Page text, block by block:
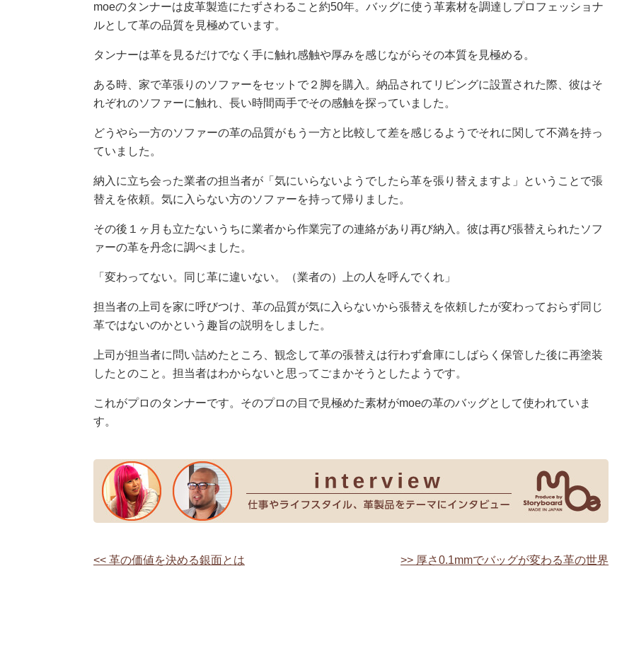
moeのタンナーは皮革製造にたずさわること約50年。バッグに使う革素材を調達しプロフェッショナ
ルとして革の品質を見極めています。
タンナーは革を見るだけでなく手に触れ感触や厚みを感じながらその本質を見極める。
ある時、家で革張りのソファーをセットで２脚を購入。納品されてリビングに設置された際、彼はそ
れぞれのソファーに触れ、長い時間両手でその感触を探っていました。
どうやら一方のソファーの革の品質がもう一方と比較して差を感じるようでそれに関して不満を持っ
ていました。
納入に立ち会った業者の担当者が「気にいらないようでしたら革を張り替えますよ」ということで張
替えを依頼。気に入らない方のソファーを持って帰りました。
その後１ヶ月も立たないうちに業者から作業完了の連絡があり再び納入。彼は再び張替えられたソフ
ァーの革を丹念に調べました。
「変わってない。同じ革に違いない。（業者の）上の人を呼んでくれ」
担当者の上司を家に呼びつけ、革の品質が気に入らないから張替えを依頼したが変わっておらず同じ
革ではないのかという趣旨の説明をしました。
上司が担当者に問い詰めたところ、観念して革の張替えは行わず倉庫にしばらく保管した後に再塗装
したとのこと。担当者はわからないと思ってごまかそうとしたようです。
これがプロのタンナーです。そのプロの目で見極めた素材がmoeの革のバッグとして使われていま
す。
投
<< 革の価値を決める銀面とは >> 厚さ0.1mmでバッグが変わる革の世界